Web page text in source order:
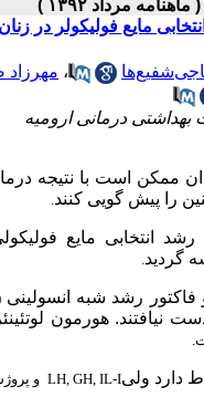
، مهرزاد
درمانی ارومیه
ممکن است با نتیجه
را پیش گویی کنند
انتخابی مایع
گردید
فاکتور رشد شبه انسولینی
نیافتند. هورمون
دارد ولیLH, GH, IL-I و